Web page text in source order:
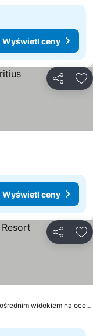
Wyświetl ceny
Wyświetl ceny
Wszystkie apartamenty z bezpośrednim widokiem na ocean